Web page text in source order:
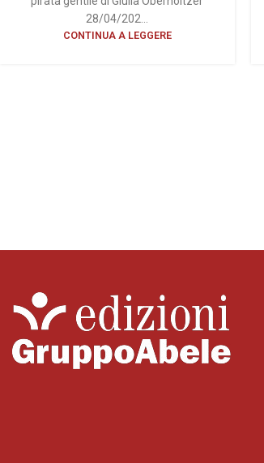
28/04/202...
CONTINUA A LEGGERE